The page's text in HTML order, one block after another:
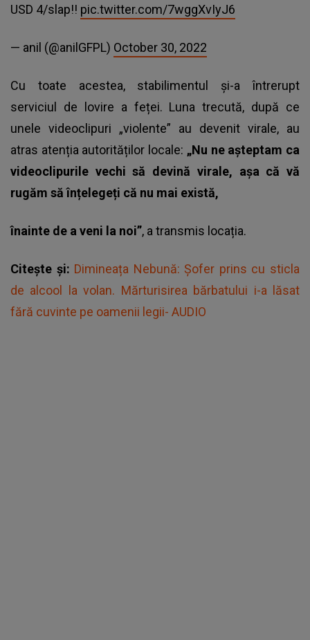
USD 4/slap!! pic.twitter.com/7wggXvIyJ6
— anil (@anilGFPL) October 30, 2022
Cu toate acestea, stabilimentul și-a întrerupt
serviciul de lovire a feței. Luna trecută, după ce
unele videoclipuri „violente” au devenit virale, au
atras atenția autorităților locale: „Nu ne așteptam ca
videoclipurile vechi să devină virale, așa că vă
rugăm să înțelegeți că nu mai există,
înainte de a veni la noi”, a transmis locația.
Citește și: Dimineața Nebună: Șofer prins cu sticla
de alcool la volan. Mărturisirea bărbatului i-a lăsat
fără cuvinte pe oamenii legii- AUDIO